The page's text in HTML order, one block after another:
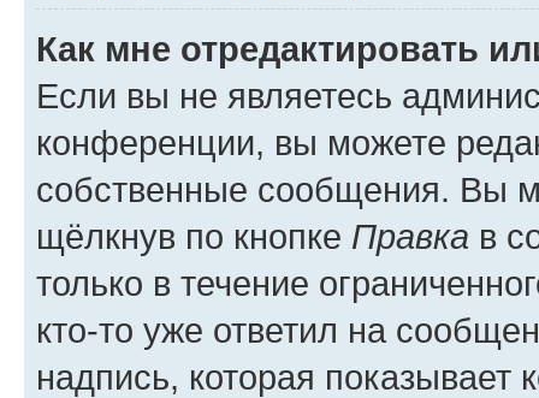
Как мне отредактировать
Если вы не являетесь
конференции, вы можете
собственные сообщения. Вы
щёлкнув по кнопке Правка в
только в течение
кто-то уже ответил на
надпись, которая показывает